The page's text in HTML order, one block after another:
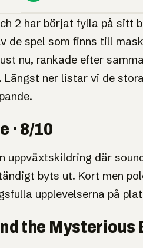
nu
leder med 8/10, följt av
landar på Switch 2 under
2 har börjat fylla på sitt
de spel som finns till
nu, rankade efter
Längst ner listar vi de
· 8/10
uppväxtskildring där
byts ut. Kort men
upplevelserna på
the Mysterious